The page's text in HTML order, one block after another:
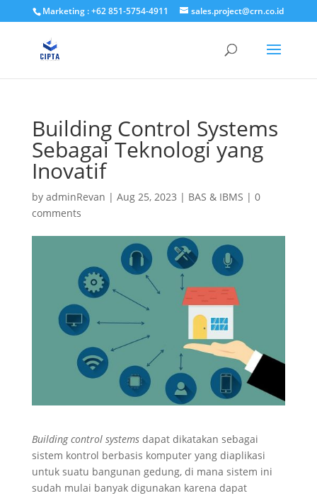
Marketing : +62 851-5754-4911 sales.project@crn.co.id
Building Control Systems
Sebagai Teknologi yang
Inovatif
by adminRevan | Aug 25, 2023 | BAS & IBMS | 0
comments
Building control systemsdapat dikatakan sebagai
sistem kontrol berbasis komputer yang diaplikasi
untuk suatu bangunan gedung, di mana sistem ini
sudah mulai banyak digunakan karena dapat